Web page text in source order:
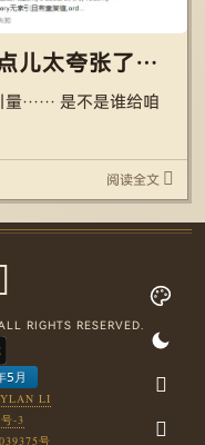
百度的索引量数据现在有点儿太夸张了吧？
量…… 是不是谁给咱
阅读全文
RIGHTS RESERVED.
LI
-3
号